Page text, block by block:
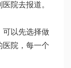
院去报道。
可以先选择做
医院，每一个